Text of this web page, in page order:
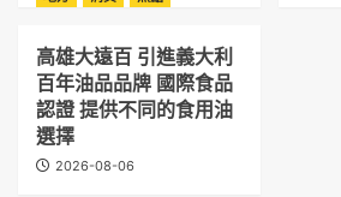
高雄大遠百 引進義大利
百年油品品牌 國際食品
認證 提供不同的食用油
選擇
2026-08-06